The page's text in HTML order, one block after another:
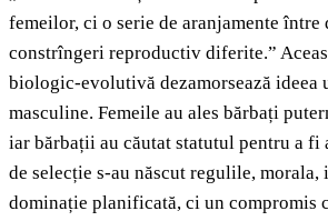
femeilor, ci o serie de aranjamente între
constrîngeri reproductiv diferite.”
biologic-evolutivă dezamorsează ideea
masculine. Femeile au ales bărbați
iar bărbații au căutat statutul pentru a fi
de selecție s-au născut regulile,
dominație planificată, ci un compromis